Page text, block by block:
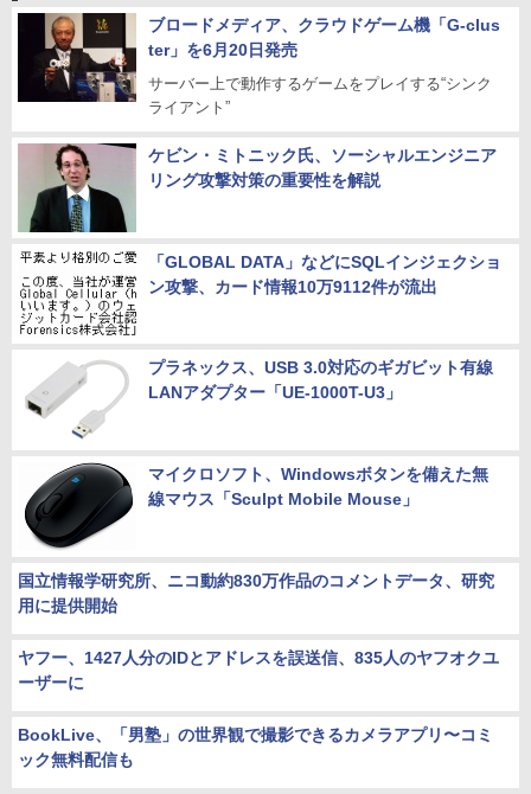
ブロードメディア、クラウドゲーム機「G-clus
ter」を6月20日発売
サーバー上で動作するゲームをプレイする“シンク
ライアント”
ケビン・ミトニック氏、ソーシャルエンジニア
リング攻撃対策の重要性を解説
「GLOBAL DATA」などにSQLインジェクショ
ン攻撃、カード情報10万9112件が流出
プラネックス、USB 3.0対応のギガビット有線
LANアダプター「UE-1000T-U3」
マイクロソフト、Windowsボタンを備えた無
線マウス「Sculpt Mobile Mouse」
国立情報学研究所、ニコ動約830万作品のコメントデータ、研究
用に提供開始
ヤフー、1427人分のIDとアドレスを誤送信、835人のヤフオクユ
ーザーに
BookLive、「男塾」の世界観で撮影できるカメラアプリ〜コミ
ック無料配信も